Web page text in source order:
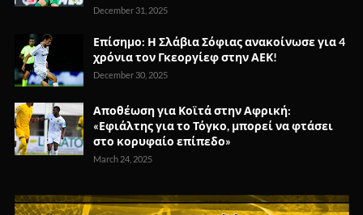
December 31, 2025
Επίσημο: Η Σλάβια Σόφιας ανακοίνωσε για 4
χρόνια τον Γκεοργίεφ στην ΑΕΚ!
December 30, 2025
Αποθέωση για Κοϊτά στην Αφρική:
«Εφιάλτης για το Τόγκο, μπορεί να φτάσει
στο κορυφαίο επίπεδο»
March 24, 2025